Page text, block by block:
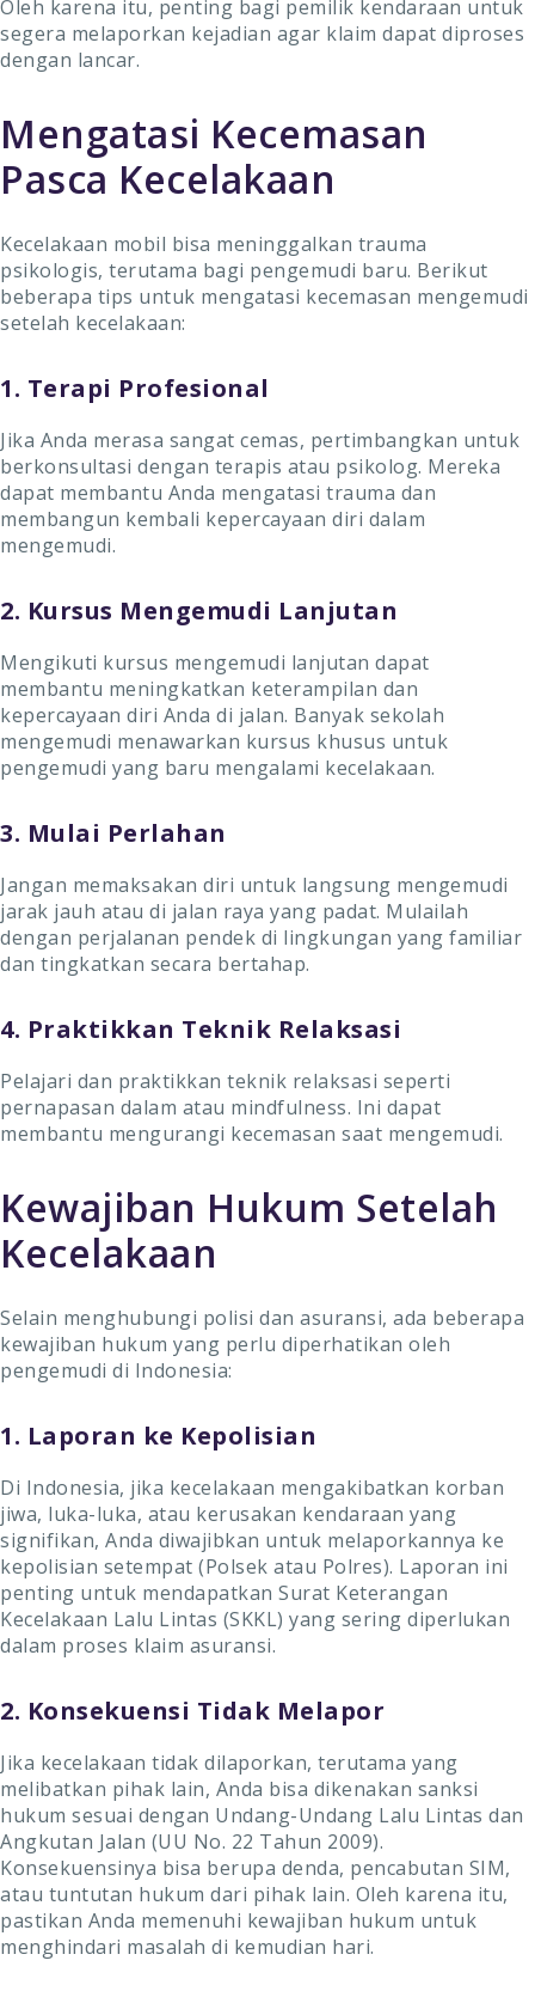
Oleh karena itu, penting bagi pemilik kendaraan untuk
segera melaporkan kejadian agar klaim dapat diproses
dengan lancar.
Mengatasi Kecemasan
Pasca Kecelakaan
Kecelakaan mobil bisa meninggalkan trauma
psikologis, terutama bagi pengemudi baru. Berikut
beberapa tips untuk mengatasi kecemasan mengemudi
setelah kecelakaan:
1. Terapi Profesional
Jika Anda merasa sangat cemas, pertimbangkan untuk
berkonsultasi dengan terapis atau psikolog. Mereka
dapat membantu Anda mengatasi trauma dan
membangun kembali kepercayaan diri dalam
mengemudi.
2. Kursus Mengemudi Lanjutan
Mengikuti kursus mengemudi lanjutan dapat
membantu meningkatkan keterampilan dan
kepercayaan diri Anda di jalan. Banyak sekolah
mengemudi menawarkan kursus khusus untuk
pengemudi yang baru mengalami kecelakaan.
3. Mulai Perlahan
Jangan memaksakan diri untuk langsung mengemudi
jarak jauh atau di jalan raya yang padat. Mulailah
dengan perjalanan pendek di lingkungan yang familiar
dan tingkatkan secara bertahap.
4. Praktikkan Teknik Relaksasi
Pelajari dan praktikkan teknik relaksasi seperti
pernapasan dalam atau mindfulness. Ini dapat
membantu mengurangi kecemasan saat mengemudi.
Kewajiban Hukum Setelah
Kecelakaan
Selain menghubungi polisi dan asuransi, ada beberapa
kewajiban hukum yang perlu diperhatikan oleh
pengemudi di Indonesia:
1. Laporan ke Kepolisian
Di Indonesia, jika kecelakaan mengakibatkan korban
jiwa, luka-luka, atau kerusakan kendaraan yang
signifikan, Anda diwajibkan untuk melaporkannya ke
kepolisian setempat (Polsek atau Polres). Laporan ini
penting untuk mendapatkan Surat Keterangan
Kecelakaan Lalu Lintas (SKKL) yang sering diperlukan
dalam proses klaim asuransi.
2. Konsekuensi Tidak Melapor
Jika kecelakaan tidak dilaporkan, terutama yang
melibatkan pihak lain, Anda bisa dikenakan sanksi
hukum sesuai dengan Undang-Undang Lalu Lintas dan
Angkutan Jalan (UU No. 22 Tahun 2009).
Konsekuensinya bisa berupa denda, pencabutan SIM,
atau tuntutan hukum dari pihak lain. Oleh karena itu,
pastikan Anda memenuhi kewajiban hukum untuk
menghindari masalah di kemudian hari.